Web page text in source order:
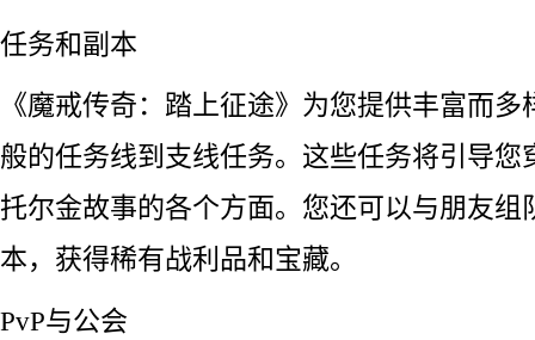
任务和副本
《魔戒传奇：踏上征途》为您提供丰富而
般的任务线到支线任务。这些任务将引导您
托尔金故事的各个方面。您还可以与朋友组
本，获得稀有战利品和宝藏。
PvP与公会